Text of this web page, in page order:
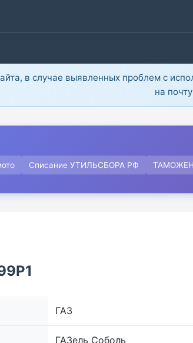
в случае выявленных проблем с
на
Списание УТИЛЬСБОРА РФ
ГАЗ
ГАЗель Соболь